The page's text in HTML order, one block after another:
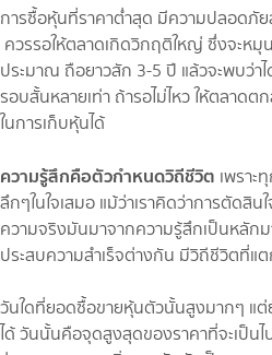
การซื้อหุ้นที่ราคาต่ำสุด มีความปลอดภั
ควรรอให้ตลาดเกิดวิกฤติใหญ่ ซึ่งจะหมุ
ประมาณ ถือยาวสัก 3-5 ปี แล้วจะพบว่า
รอบสั้นหลายเท่า ถ้ารอไม่ไหว ให้ตลาด
ในการเก็บหุ้นได้
ความรู้สึกคือตัวกำหนดวิถีชีวิต เพราะ
ลึกๆในใจเสมอ แม้ว่าเราคิดว่าการตัดสิ
ความจริงมันมาจากความรู้สึกเป็นหลักม
ประสบความสำเร็จต่างกัน มีวิถีชีวิตที่แ
วันใดที่ยอดซื้อขายหุ้นตัวนั้นสูงมากๆ แต่
ได้ วันนั้นคือจุดสูงสุดของราคาที่จะเป็น